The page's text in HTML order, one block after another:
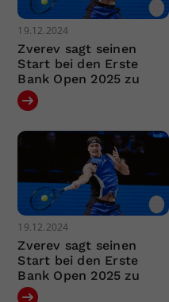
19.12.2024
Zverev sagt seinen
Start bei den Erste
Bank Open 2025 zu
19.12.2024
Zverev sagt seinen
Start bei den Erste
Bank Open 2025 zu